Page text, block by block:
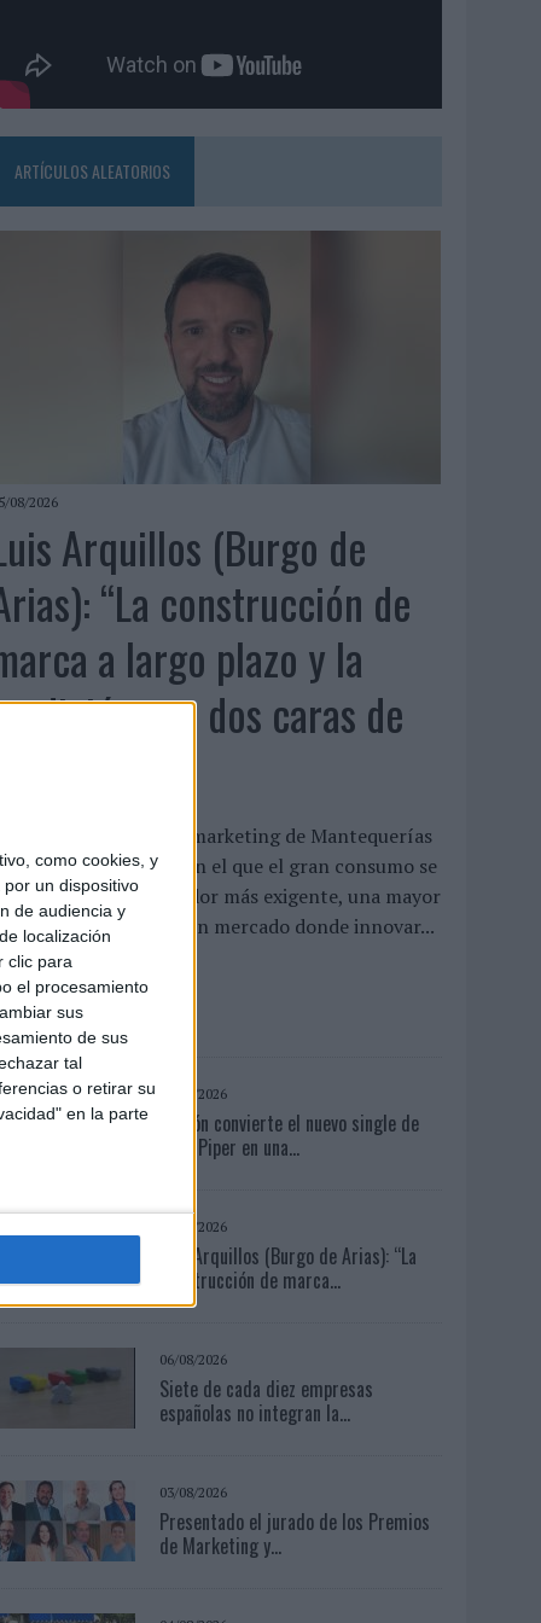
como cookies, y
un dispositivo
de audiencia y
localización
clic para
el procesamiento
sus
de sus
tal
o retirar su
en la parte
ARTÍCULOS ALEATORIOS
08/2026
Arquillos (Burgo de
“La construcción de
a largo plazo y la
son dos caras de
Luis Arquillos dirige el marketing de Mantequerías
en un momento en el que el gran consumo se
a un consumidor más exigente, una mayor
competitiva y un mercado donde innovar...
LEER MÁS
07/08/2026
Patrón convierte el nuevo single de
Arón Piper en una...
05/08/2026
Luis Arquillos (Burgo de Arias): “La
construcción de marca...
06/08/2026
Siete de cada diez empresas
españolas no integran la...
03/08/2026
Presentado el jurado de los Premios
de Marketing y...